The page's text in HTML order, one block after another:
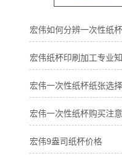
宏伟如何分辨一次性纸
宏伟纸杯印刷加工专业
宏伟一次性纸杯纸张选择
宏伟一次性纸杯购买注
宏伟9盎司纸杯价格